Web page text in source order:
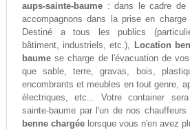
aups-sainte-baume: dans le cadre de
accompagnons dans la prise en
Destiné a tous les publics
bâtiment, industriels, etc.), Location
baumese charge de l'évacuation de
que sable, terre, gravas, bois,
encombrants et meubles en tout genre,
électriques, etc... Votre container
sainte-baume par l'un de nos
benne chargéelorsque vous n'en avez